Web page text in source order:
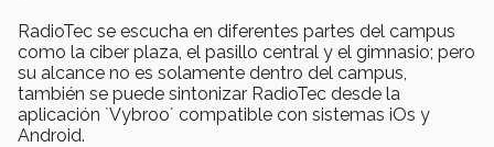
RadioTec se escucha en diferentes partes del campus
como la ciber plaza, el pasillo central y el gimnasio; pero
su alcance no es solamente dentro del campus,
también se puede sintonizar RadioTec desde la
aplicación `Vybroo´ compatible con sistemas iOs y
Android.